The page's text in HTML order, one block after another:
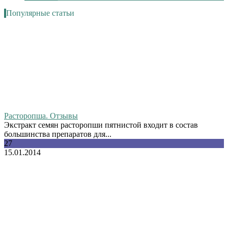
Популярные статьи
Расторопша. Отзывы
Экстракт семян расторопши пятнистой входит в состав
большинства препаратов для...
27
15.01.2014